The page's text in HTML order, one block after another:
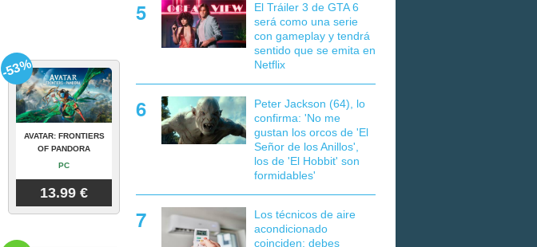
AVATAR: FRONTIERS
OF PANDORA
PC
13.99 €
-53%
El Tráiler 3 de GTA 6
será como una serie
con gameplay y tendrá
sentido que se emita en
Netflix
Peter Jackson (64), lo
confirma: 'No me
gustan los orcos de 'El
Señor de los Anillos',
los de 'El Hobbit' son
formidables'
Los técnicos de aire
acondicionado
coinciden: debes